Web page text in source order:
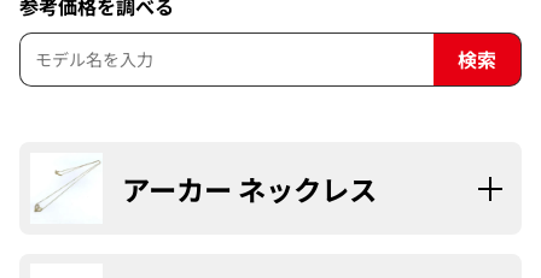
アーカー ネックレス